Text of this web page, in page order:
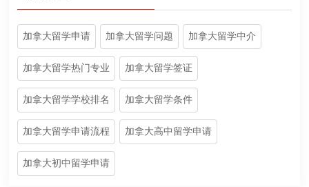
加拿大留学申请 加拿大留学问题 加拿大留学中介
加拿大留学热门专业 加拿大留学签证
加拿大留学学校排名 加拿大留学条件
加拿大留学申请流程 加拿大高中留学申请
加拿大初中留学申请